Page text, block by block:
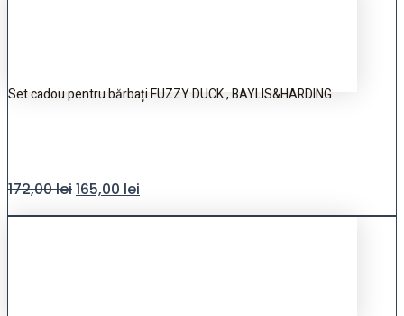
Set cadou pentru bărbați FUZZY DUCK , BAYLIS&HARDING
172,00lei165,00 lei